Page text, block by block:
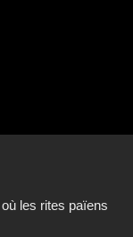
les rites païens